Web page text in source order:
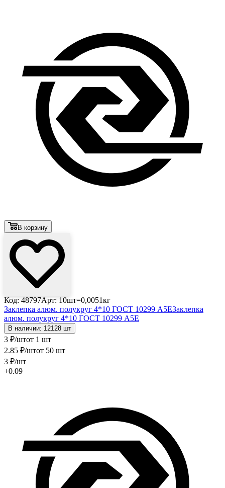
В корзину
Код: 48797Арт: 10шт=0,0051кг
Заклепка алюм. полукруг 4*10 ГОСТ 10299 А5ЕЗаклепка
алюм. полукруг 4*10 ГОСТ 10299 А5Е
В наличии: 12128 шт
3 ₽/штот 1 шт
2.85 ₽/штот 50 шт
3 ₽/шт
+0.09